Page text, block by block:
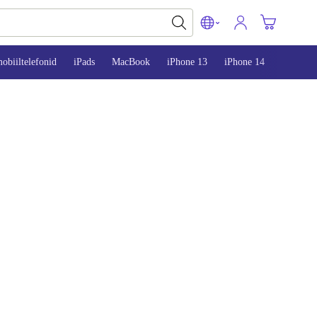
iPads MacBook iPhone 13 iPhone 14